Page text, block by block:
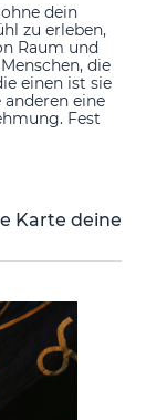
dein
zu erleben,
Raum und
die
einen ist sie
eine
Fest
Karte deine